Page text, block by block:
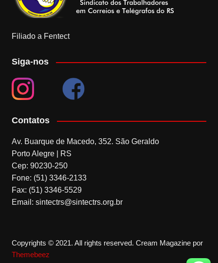
Filiado a Fentect
Siga-nos
Contatos
Av. Buarque de Macedo, 352. São Geraldo
Porto Alegre | RS
Cep: 90230-250
Fone: (51) 3346-2133
Fax: (51) 3346-5529
Email: sintectrs@sintectrs.org.br
Copyrights © 2021. All rights reserved. Cream Magazine por
Themebeez